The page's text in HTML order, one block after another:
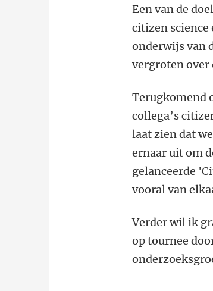
Een van de
citizen
onderwijs van
vergroten over
Terugkomend
collega’s
laat zien dat
ernaar uit om
gelanceerde
vooral van
Verder wil ik
op tournee